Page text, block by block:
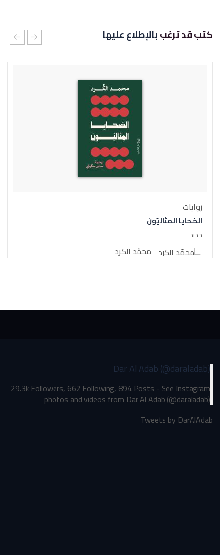
كتب قد ترغببالإطلاع عليها
روايات
الضحايا المثاليّون
جديد
محمّد الكرد
Dar Al Adab (@daraladab)
29.3k Followers, 662 Following, 894 Posts - See Instagram
photos and videos from Dar Al Adab (@daraladab)
Tweets by DarAlAdab